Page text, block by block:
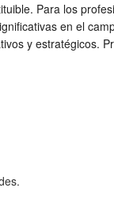
Para los
en el
y estratégicos.